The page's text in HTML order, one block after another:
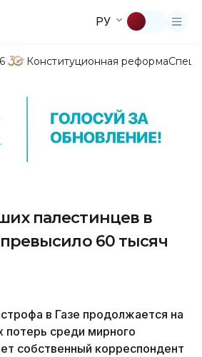
РУ
Конституционная реформа
палестинцев в
превысило 60 тысяч
в Газе продолжается на
среди мирного
собственный корреспондент